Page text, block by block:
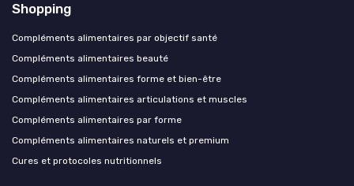
Shopping
Compléments alimentaires par objectif santé
Compléments alimentaires beauté
Compléments alimentaires forme et bien-être
Compléments alimentaires articulations et muscles
Compléments alimentaires par forme
Compléments alimentaires naturels et premium
Cures et protocoles nutritionnels